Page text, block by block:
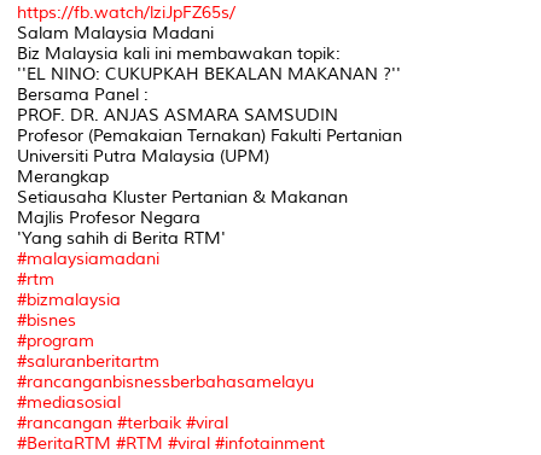
https://fb.watch/lziJpFZ65s/
Salam Malaysia Madani
Biz Malaysia kali ini membawakan topik:
''EL NINO: CUKUPKAH BEKALAN MAKANAN ?''
Bersama Panel :
PROF. DR. ANJAS ASMARA SAMSUDIN
Profesor (Pemakaian Ternakan) Fakulti Pertanian
Universiti Putra Malaysia (UPM)
Merangkap
Setiausaha Kluster Pertanian & Makanan
Majlis Profesor Negara
'Yang sahih di Berita RTM'
#malaysiamadani
#rtm
#bizmalaysia
#bisnes
#program
#saluranberitartm
#rancanganbisnessberbahasamelayu
#mediasosial
#rancangan #terbaik #viral
#BeritaRTM #RTM #viral #infotainment